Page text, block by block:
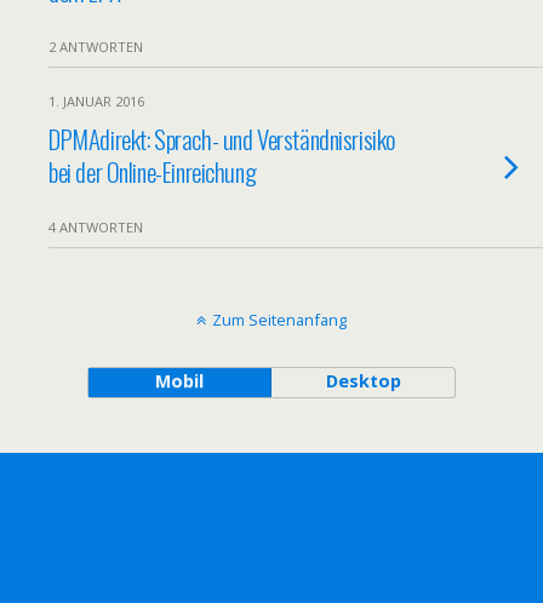
2 ANTWORTEN
1. JANUAR 2016
DPMAdirekt: Sprach- und Verständnisrisiko
bei der Online-Einreichung
4 ANTWORTEN
Zum Seitenanfang
Mobil Desktop